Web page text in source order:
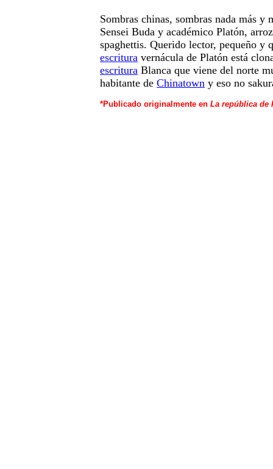
Sombras chinas, sombras nada más y
Sensei Buda y académico Platón,
spaghettis. Querido lector, pequeño y
escritura vernácula de Platón está
escritura Blanca que viene del norte
habitante de Chinatown y eso no
*Publicado originalmente en La república de